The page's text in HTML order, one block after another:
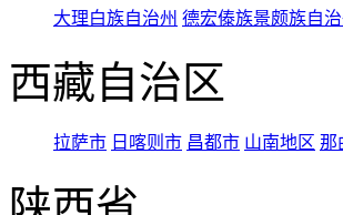
大理白族自治州 德宏傣族景颇族自治
西藏自治区
拉萨市 日喀则市 昌都市 山南地区 那